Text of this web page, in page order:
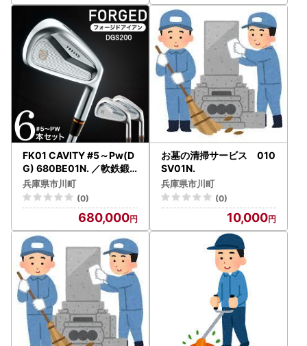
FK01 CAVITY #5～Pw(D
G) 680BE01N. ／軟鉄鍛
造 フォージド アイアン 国
産 ゴルフクラブ
兵庫県市川町
(0)
680,000
お墓の清掃サービス 010
SV01N.
兵庫県市川町
(0)
10,000